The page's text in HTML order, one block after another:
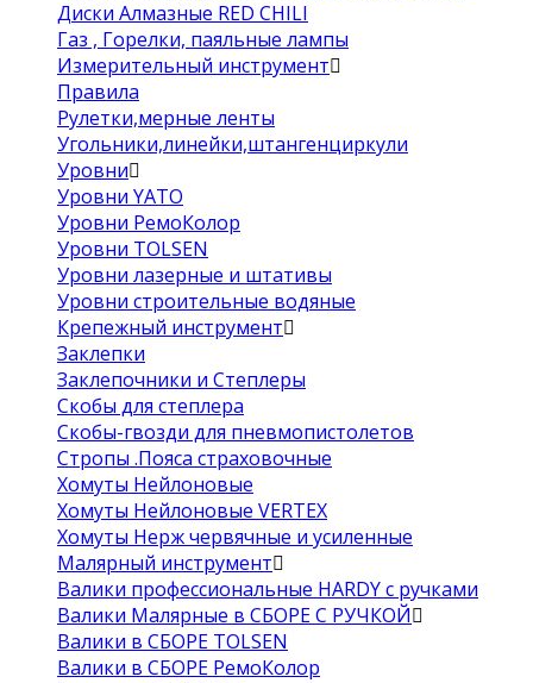
Диски Алмазные RED CHILI
Газ , Горелки, паяльные лампы
Измерительный инструмент
Правила
Рулетки,мерные ленты
Угольники,линейки,штангенциркули
Уровни
Уровни YATO
Уровни РемоКолор
Уровни TOLSEN
Уровни лазерные и штативы
Уровни строительные водяные
Крепежный инструмент
Заклепки
Заклепочники и Степлеры
Скобы для степлера
Скобы-гвозди для пневмопистолетов
Стропы .Пояса страховочные
Хомуты Нейлоновые
Хомуты Нейлоновые VERTEX
Хомуты Нерж червячные и усиленные
Малярный инструмент
Валики профессиональные HARDY с ручками
Валики Малярные в СБОРЕ С РУЧКОЙ
Валики в СБОРЕ TOLSEN
Валики в СБОРЕ РемоКолор